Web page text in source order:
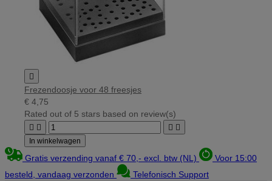

Frezendoosje voor 48 freesjes
€ 4,75
Rated out of 5 stars based on review(s)
   
In winkelwagen
Gratis verzending vanaf € 70,- excl. btw (NL)
Voor 15:00
besteld, vandaag verzonden
Telefonisch Support